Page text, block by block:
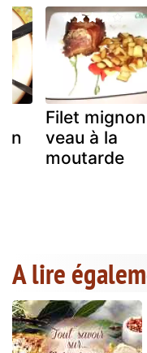
Filet
veau à la
moutarde
A lire